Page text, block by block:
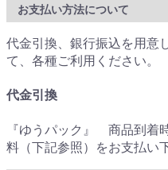
お支払い方法について
代金引換、銀行振込を用意
て、各種ご利用ください。
代金引換
『ゆうパック』 商品到着
料（下記参照）をお支払い